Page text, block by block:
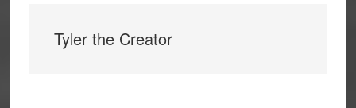
Tyler the Creator